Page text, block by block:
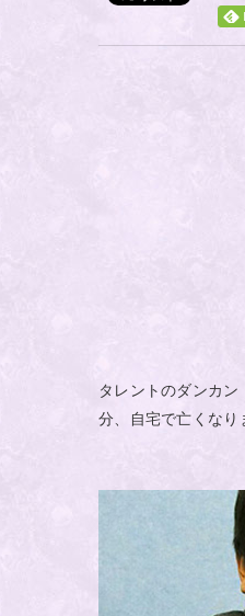
タレントのダンカ
分、自宅で亡くなり